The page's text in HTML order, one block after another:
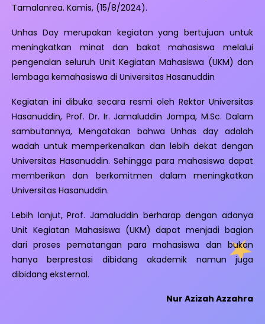
Tamalanrea. Kamis, (15/8/2024).
Unhas Day merupakan kegiatan yang bertujuan untuk
meningkatkan minat dan bakat mahasiswa melalui
pengenalan seluruh Unit Kegiatan Mahasiswa (UKM) dan
lembaga kemahasiswa di Universitas Hasanuddin
Kegiatan ini dibuka secara resmi oleh Rektor Universitas
Hasanuddin, Prof. Dr. Ir. Jamaluddin Jompa, M.Sc. Dalam
sambutannya, Mengatakan bahwa Unhas day adalah
wadah untuk memperkenalkan dan lebih dekat dengan
Universitas Hasanuddin. Sehingga para mahasiswa dapat
memberikan dan berkomitmen dalam meningkatkan
Universitas Hasanuddin.
Lebih lanjut, Prof. Jamaluddin berharap dengan adanya
Unit Kegiatan Mahasiswa (UKM) dapat menjadi bagian
dari proses pematangan para mahasiswa dan bukan
hanya berprestasi dibidang akademik namun juga
dibidang eksternal.
Nur Azizah Azzahra